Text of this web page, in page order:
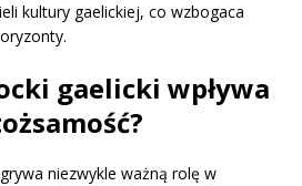
kultury gaelickiej, co wzbogaca
gaelicki wpływa
niezwykle ważną rolę w